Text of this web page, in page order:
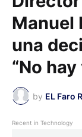
Manuel
una
“No
by EL Faro
Recent in Technology